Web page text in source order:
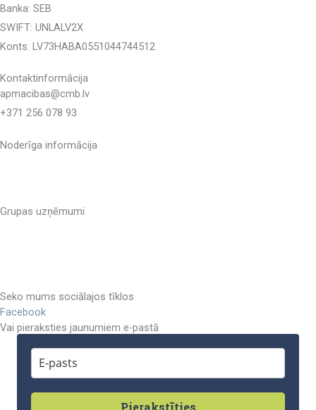
Banka: SEB
SWIFT: UNLALV2X
Konts: LV73HABA0551044744512
Kontaktinformācija
apmacibas@cmb.lv
+371 256 078 93
Noderīga informācija
Grupas uzņēmumi
Seko mums sociālajos tīklos
Facebook
Vai pieraksties jaunumiem e-pastā